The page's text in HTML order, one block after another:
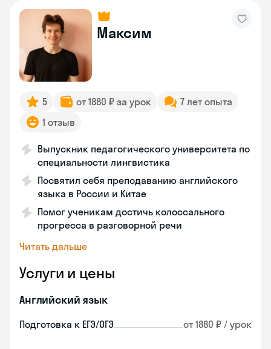
Максим
5 от 1880 ₽ за урок
7 лет опыта
1 отзыв
Выпускник педагогического университета по
специальности лингвистика
Посвятил себя преподаванию английского
языка в России и Китае
Помог ученикам достичь колоссального
прогресса в разговорной речи
Читать дальше
Услуги и цены
Английский язык
Подготовка к ЕГЭ/ОГЭ от 1880 ₽ / урок